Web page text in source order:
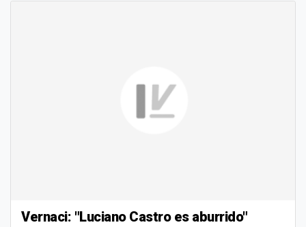
Vernaci: "Luciano Castro es aburrido"